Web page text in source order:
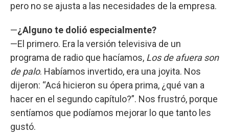
pero no se ajusta a las necesidades de la empresa.
—¿Alguno te dolió especialmente?
—El primero. Era la versión televisiva de un
programa de radio que hacíamos, Los de afuera son
de palo. Habíamos invertido, era una joyita. Nos
dijeron: “Acá hicieron su ópera prima, ¿qué van a
hacer en el segundo capítulo?”. Nos frustró, porque
sentíamos que podíamos mejorar lo que tanto les
gustó.